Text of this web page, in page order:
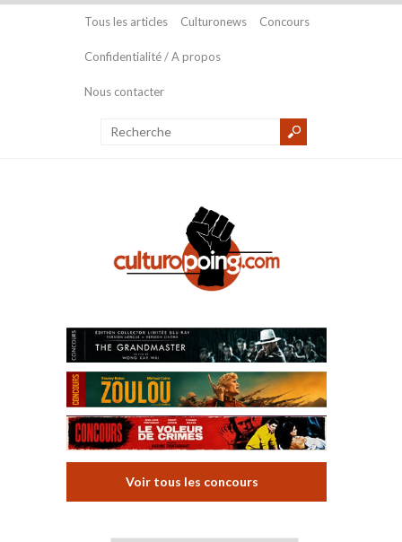
Tous les articles Culturonews Concours
Confidentialité / A propos
Nous contacter
Voir tous les concours